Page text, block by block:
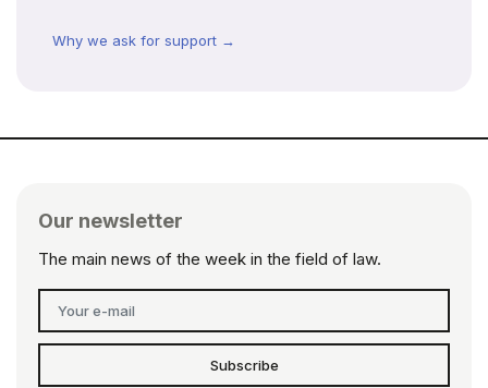
Why we ask for support →
Our newsletter
The main news of the week in the field of law.
Subscribe